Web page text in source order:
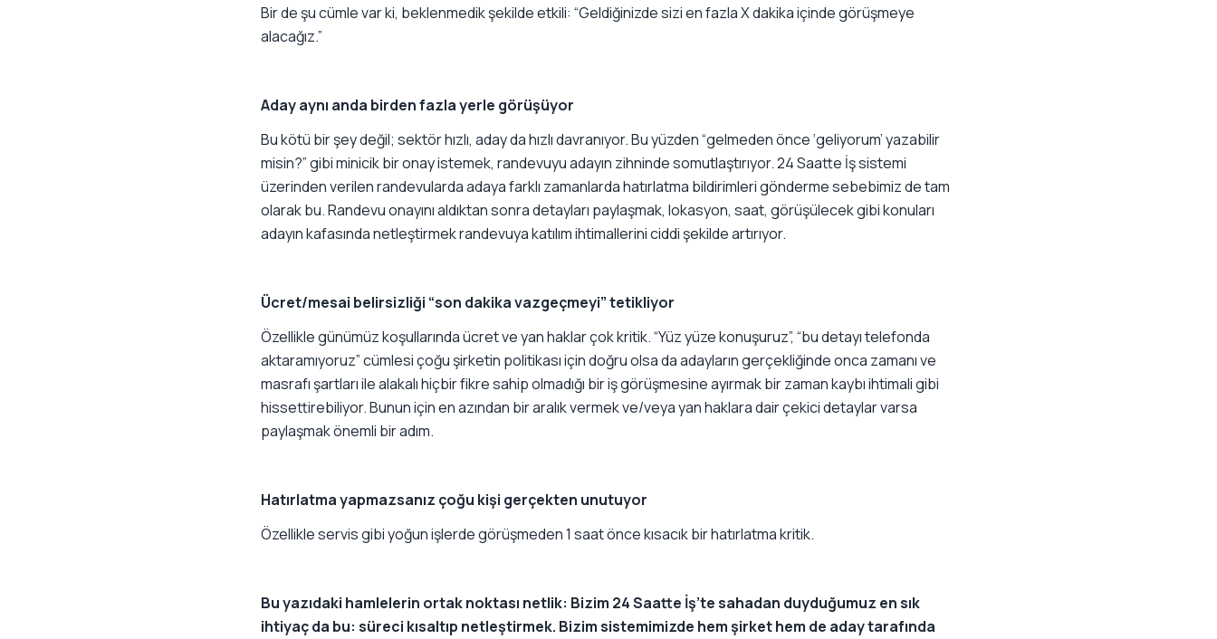
Bir de şu cümle var ki, beklenmedik şekilde etkili: “Geldiğinizde sizi en fazla X dakika içinde görüşmeye
alacağız.”
Aday aynı anda birden fazla yerle görüşüyor
Bu kötü bir şey değil; sektör hızlı, aday da hızlı davranıyor. Bu yüzden “gelmeden önce ‘geliyorum’ yazabilir
misin?” gibi minicik bir onay istemek, randevuyu adayın zihninde somutlaştırıyor. 24 Saatte İş sistemi
üzerinden verilen randevularda adaya farklı zamanlarda hatırlatma bildirimleri gönderme sebebimiz de tam
olarak bu. Randevu onayını aldıktan sonra detayları paylaşmak, lokasyon, saat, görüşülecek gibi konuları
adayın kafasında netleştirmek randevuya katılım ihtimallerini ciddi şekilde artırıyor.
Ücret/mesai belirsizliği “son dakika vazgeçmeyi” tetikliyor
Özellikle günümüz koşullarında ücret ve yan haklar çok kritik. “Yüz yüze konuşuruz”, “bu detayı telefonda
aktaramıyoruz” cümlesi çoğu şirketin politikası için doğru olsa da adayların gerçekliğinde onca zamanı ve
masrafı şartları ile alakalı hiçbir fikre sahip olmadığı bir iş görüşmesine ayırmak bir zaman kaybı ihtimali gibi
hissettirebiliyor. Bunun için en azından bir aralık vermek ve/veya yan haklara dair çekici detaylar varsa
paylaşmak önemli bir adım.
Hatırlatma yapmazsanız çoğu kişi gerçekten unutuyor
Özellikle servis gibi yoğun işlerde görüşmeden 1 saat önce kısacık bir hatırlatma kritik.
Bu yazıdaki hamlelerin ortak noktası netlik: Bizim 24 Saatte İş’te sahadan duyduğumuz en sık
ihtiyaç da bu: süreci kısaltıp netleştirmek. Bizim sistemimizde hem şirket hem de aday tarafında